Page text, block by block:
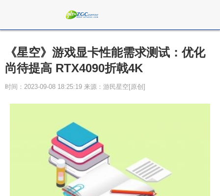
《星空》游戏显卡性能需求测试：优化
尚待提高 RTX4090折戟4K
时间：2023-09-08 18:25:19 来源：游民星空[原创]